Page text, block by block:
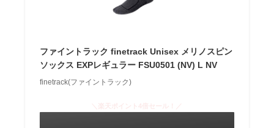
ファイントラック finetrack Unisex メリノスピン
ソックス EXPレギュラー FSU0501 (NV) L NV
finetrack(ファイントラック)